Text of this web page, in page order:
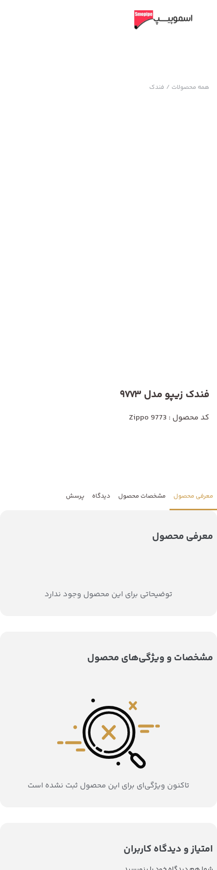
همه محصولات / فندک
فندک زیپو مدل 9773
کد محصول : Zippo 9773
معرفی محصول مشخصات محصول دیدگاه پرسش
معرفی محصول
توضیحاتی برای این محصول وجود ندارد
مشخصات و ویژگی‌های محصول
تاکنون ویژگی‌ای برای این محصول ثبت نشده است
امتیاز و دیدگاه کاربران